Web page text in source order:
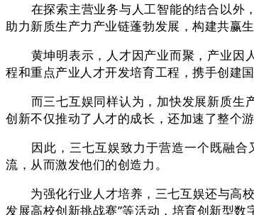
在探索主营业务与人工智能的结合以外，
助力新质生产力产业链蓬勃发展，构建共赢
黄坤明表示，人才因产业而聚，产业因人
程和重点产业人才开发培育工程，携手创建
而三七互娱同样认为，加快发展新质生产
创新不仅推动了人才的成长，还加速了整个
因此，三七互娱致力于营造一个既融合
流，从而激发他们的创造力。
为强化行业人才培养，三七互娱还与高校
发展高校创新挑战赛”等活动，培育创新型数